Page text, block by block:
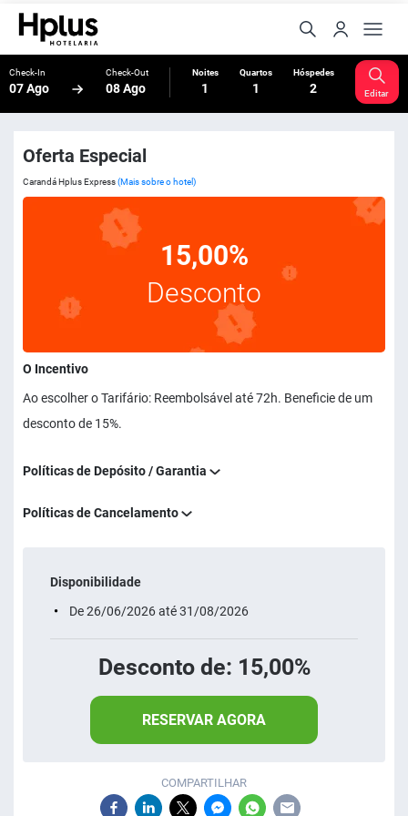
Check-In
07 Ago
Check-Out
08 Ago
Noites
1
Quartos
1
Hóspedes
2 Editar
Oferta Especial
Carandá Hplus Express(Mais sobre o hotel)
15,00%
Desconto
O Incentivo
Ao escolher o Tarifário: Reembolsável até 72h. Beneficie de um
desconto de 15%.
Políticas de Depósito / Garantia
Políticas de Cancelamento
Disponibilidade
De 26/06/2026 até 31/08/2026
Desconto de: 15,00%
RESERVAR AGORA
COMPARTILHAR